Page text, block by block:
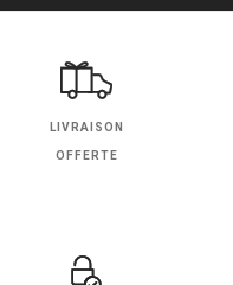
LIVRAISON
OFFERTE